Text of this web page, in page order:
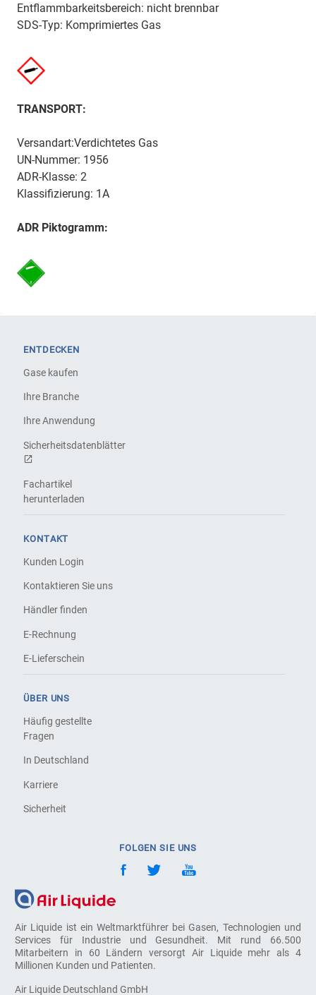
Entflammbarkeitsbereich: nicht brennbar
SDS-Typ: Komprimiertes Gas
TRANSPORT:
Versandart:Verdichtetes Gas
UN-Nummer: 1956
ADR-Klasse: 2
Klassifizierung: 1A
ADR Piktogramm:
Air Liquide ist ein Weltmarktführer bei Gasen, Technologien und
Services für Industrie und Gesundheit. Mit rund 66.500
Mitarbeitern in 60 Ländern versorgt Air Liquide mehr als 4
Millionen Kunden und Patienten.
Air Liquide Deutschland GmbH
ENTDECKEN
Gase kaufen
Ihre Branche
Ihre Anwendung
Sicherheitsdatenblätter
Fachartikel
herunterladen
KONTAKT
Kunden Login
Kontaktieren Sie uns
Händler finden
E-Rechnung
E-Lieferschein
ÜBER UNS
Häufig gestellte
Fragen
In Deutschland
Karriere
Sicherheit
FOLGEN SIE UNS